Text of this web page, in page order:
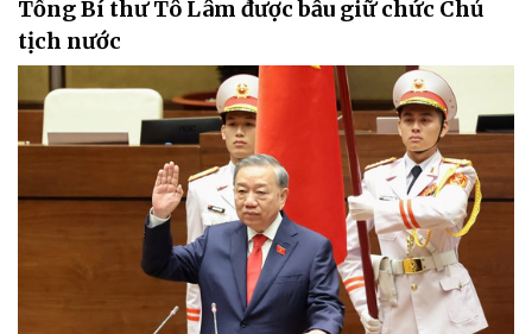
Tổng Bí thư Tô Lâm được bầu giữ chức Chủ
tịch nước